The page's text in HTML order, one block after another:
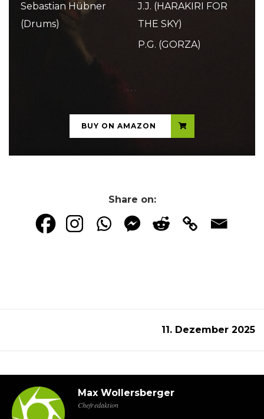
Sebastian Hübner
(Drums)
J.J. (HARAKIRI FOR
THE SKY)
P.G. (GORZA)
...
BUY ON AMAZON
Share on:
11. Dezember 2025
Max Wollersberger
Chefredaktion